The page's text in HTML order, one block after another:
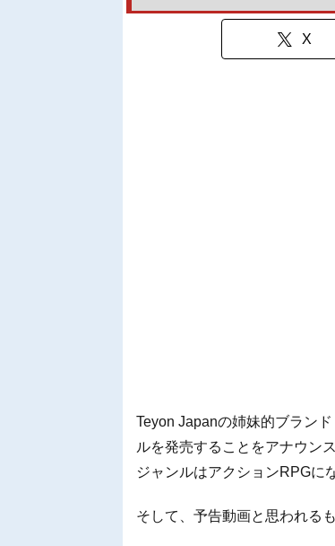
X
Teyon Japanの姉妹的ブラン
ルを発売することをアナウン
ジャンルはアクションRPGに
そして、予告動画と思われる